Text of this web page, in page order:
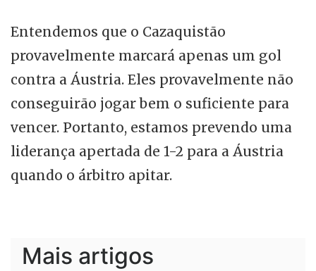
Entendemos que o Cazaquistão
provavelmente marcará apenas um gol
contra a Áustria. Eles provavelmente não
conseguirão jogar bem o suficiente para
vencer. Portanto, estamos prevendo uma
liderança apertada de 1-2 para a Áustria
quando o árbitro apitar.
Mais artigos